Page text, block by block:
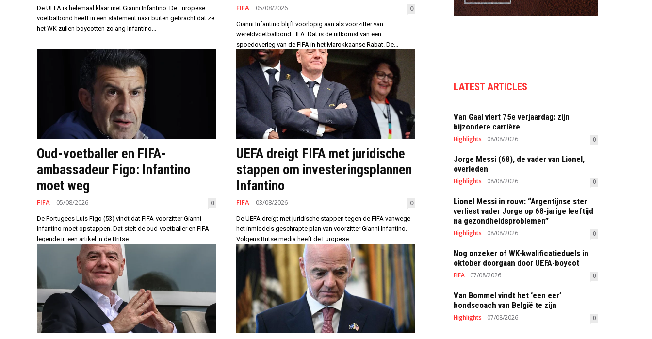
De UEFA is helemaal klaar met Gianni Infantino. De Europese
voetbalbond heeft in een statement naar buiten gebracht dat ze
het WK zullen boycotten zolang Infantino...
FIFA 05/08/2026 0
Gianni Infantino blijft voorlopig aan als voorzitter van
wereldvoetbalbond FIFA. Dat is de uitkomst van een
spoedoverleg van de FIFA in het Marokkaanse Rabat. De...
Oud-voetballer en FIFA-
ambassadeur Figo: Infantino
moet weg
FIFA 05/08/2026 0
De Portugees Luis Figo (53) vindt dat FIFA-voorzitter Gianni
Infantino moet opstappen. Dat stelt de oud-voetballer en FIFA-
legende in een artikel in de Britse...
UEFA dreigt FIFA met juridische
stappen om investeringsplannen
Infantino
FIFA 03/08/2026 0
De UEFA dreigt met juridische stappen tegen de FIFA vanwege
het inmiddels geschrapte plan van voorzitter Gianni Infantino.
Volgens Britse media heeft de Europese...
LATEST ARTICLES
Van Gaal viert 75e verjaardag: zijn
bijzondere carrière
Highlights 08/08/2026 0
Jorge Messi (68), de vader van Lionel,
overleden
Highlights 08/08/2026 0
Lionel Messi in rouw: “Argentijnse ster
verliest vader Jorge op 68-jarige leeftijd
na gezondheidsproblemen”
Highlights 08/08/2026 0
Nog onzeker of WK-kwalificatieduels in
oktober doorgaan door UEFA-boycot
FIFA 07/08/2026 0
Van Bommel vindt het ‘een eer’
bondscoach van België te zijn
Highlights 07/08/2026 0